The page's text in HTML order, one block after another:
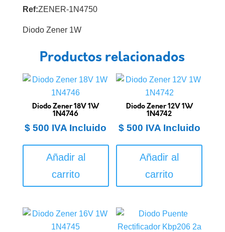
Ref:ZENER-1N4750
Diodo Zener 1W
Productos relacionados
Diodo Zener 18V 1W
1N4746
$ 500 IVA Incluido
Añadir al
carrito
Diodo Zener 12V 1W
1N4742
$500 IVA Incluido
Añadir al
carrito